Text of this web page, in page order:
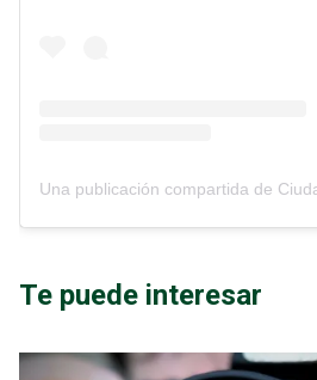
Te puede interesar